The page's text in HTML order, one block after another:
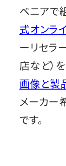
ベニアで
式オンラ
ーリセラ
店など）
画像と製
メーカー
です。